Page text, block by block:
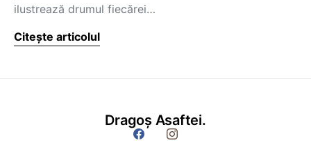
ilustrează drumul fiecărei…
Citește articolul
Dragoș Asaftei.